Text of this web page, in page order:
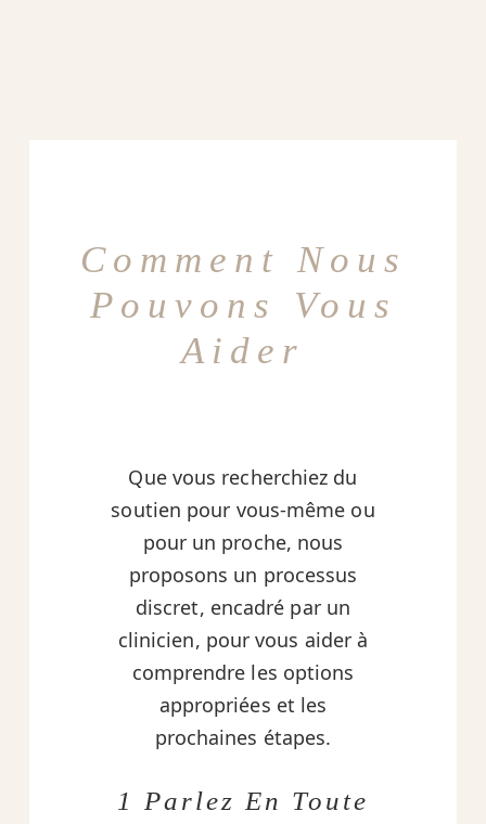
Comment Nous
Pouvons Vous
Aider
Que vous recherchiez du
soutien pour vous-même ou
pour un proche, nous
proposons un processus
discret, encadré par un
clinicien, pour vous aider à
comprendre les options
appropriées et les
prochaines étapes.
1 Parlez En Toute